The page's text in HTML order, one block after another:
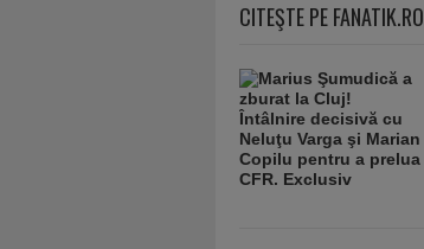
CITEŞTE PE FANATIK.RO